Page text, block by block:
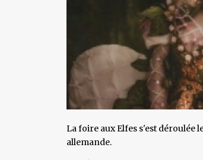
La foire aux Elfes s'est déroulée
allemande.